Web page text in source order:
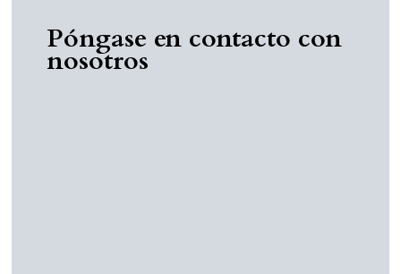
Póngase en contacto con
nosotros